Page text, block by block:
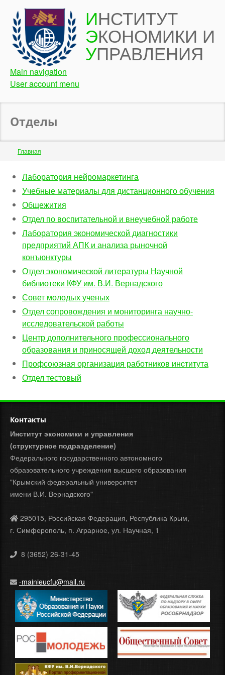
Перейти
основному
содержанию
ИНСТИТУТ
ЭКОНОМИКИ И
УПРАВЛЕНИЯ
Main navigation
User account menu
Отделы
Строка
навигации
Главная
Back
to
top
Лаборатория нейромаркетинга
Учебные материалы для дистанционного обучения
Общежития
Отдел по воспитательной и внеучебной работе
Лаборатория экономической диагностики
предприятий АПК и анализа рыночной
конъюнктуры
Отдел экономической литературы Научной
библиотеки КФУ им. В.И. Вернадского
Совет молодых ученых
Отдел сопровождения и мониторинга научно-
исследовательской работы
Центр дополнительного профессионального
образования и приносящей доход деятельности
Профсоюзная организация работников инcтитута
Отдел тестовый
Контакты
Институт экономики и управления
(структурное подразделение)
Федерального государственного автономного
образовательного учреждения высшего образования
"Крымский федеральный университет
имени В.И. Вернадского"
295015, Российская Федерация, Республика Крым,
г. Симферополь, п. Аграрное, ул. Научная, 1
8 (3652) 26-31-45
-mainieucfu@mail.ru